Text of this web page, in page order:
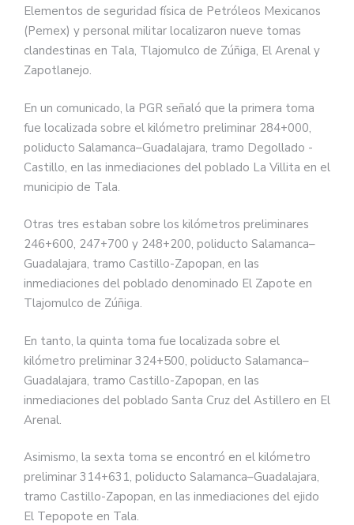
Elementos de seguridad física de Petróleos Mexicanos
(Pemex) y personal militar localizaron nueve tomas
clandestinas en Tala, Tlajomulco de Zúñiga, El Arenal y
Zapotlanejo.
En un comunicado, la PGR señaló que la primera toma
fue localizada sobre el kilómetro preliminar 284+000,
poliducto Salamanca–Guadalajara, tramo Degollado -
Castillo, en las inmediaciones del poblado La Villita en el
municipio de Tala.
Otras tres estaban sobre los kilómetros preliminares
246+600, 247+700 y 248+200, poliducto Salamanca–
Guadalajara, tramo Castillo-Zapopan, en las
inmediaciones del poblado denominado El Zapote en
Tlajomulco de Zúñiga.
En tanto, la quinta toma fue localizada sobre el
kilómetro preliminar 324+500, poliducto Salamanca–
Guadalajara, tramo Castillo-Zapopan, en las
inmediaciones del poblado Santa Cruz del Astillero en El
Arenal.
Asimismo, la sexta toma se encontró en el kilómetro
preliminar 314+631, poliducto Salamanca–Guadalajara,
tramo Castillo-Zapopan, en las inmediaciones del ejido
El Tepopote en Tala.